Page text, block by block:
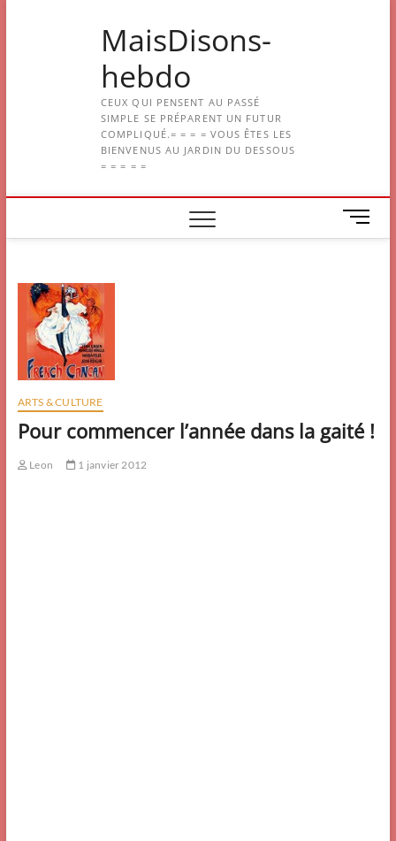
MaisDisons-
hebdo
CEUX QUI PENSENT AU PASSÉ
SIMPLE SE PRÉPARENT UN FUTUR
COMPLIQUÉ.= = = = VOUS ÊTES LES
BIENVENUS AU JARDIN DU DESSOUS
= = = = =
M
e
ARTS & CULTURE
Pour commencer l’année dans la gaité !
Leon 1 janvier 2012